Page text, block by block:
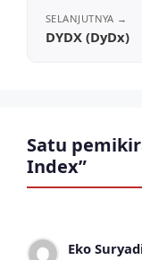
DYDX (DyDx)
Satu
Index”
Eko